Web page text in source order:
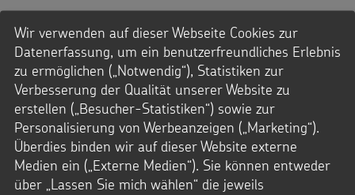
Downloads
MP3-Datei
1. Willi du warst das erste Mal in Indien.
Wie war es für dich? Was hat dich
besonders beeindruckt?
Wir verwenden auf dieser Webseite Cookies zur
Datenerfassung, um ein benutzerfreundliches Erlebnis
zu ermöglichen („Notwendig“), Statistiken zur
Verbesserung der Qualität unserer Website zu
erstellen („Besucher-Statistiken“) sowie zur
Personalisierung von Werbeanzeigen („Marketing“).
Überdies binden wir auf dieser Website externe
Medien ein („Externe Medien“). Sie können entweder
über „Lassen Sie mich wählen“ die jeweils